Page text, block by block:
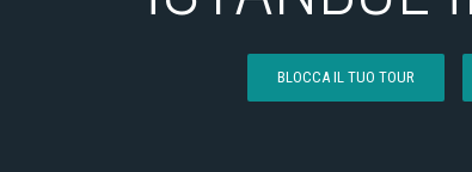
BLOCCA IL TUO TOUR